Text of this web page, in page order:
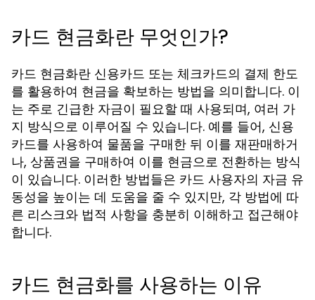
카드 현금화란 무엇인가?
카드 현금화란 신용카드 또는 체크카드의 결제 한도
를 활용하여 현금을 확보하는 방법을 의미합니다. 이
는 주로 긴급한 자금이 필요할 때 사용되며, 여러 가
지 방식으로 이루어질 수 있습니다. 예를 들어, 신용
카드를 사용하여 물품을 구매한 뒤 이를 재판매하거
나, 상품권을 구매하여 이를 현금으로 전환하는 방식
이 있습니다. 이러한 방법들은 카드 사용자의 자금 유
동성을 높이는 데 도움을 줄 수 있지만, 각 방법에 따
른 리스크와 법적 사항을 충분히 이해하고 접근해야
합니다.
카드 현금화를 사용하는 이유